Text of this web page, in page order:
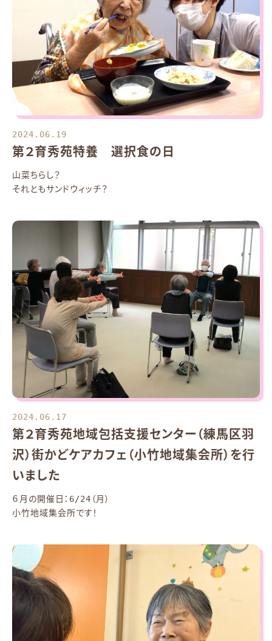
2024.06.19
第２育秀苑特養 選択食の日
山菜ちらし？
それともサンドウィッチ？
2024.06.17
第２育秀苑地域包括支援センター（練馬区羽
沢）街かどケアカフェ（小竹地域集会所）を行
いました
６月の開催日：6/24（月）
小竹地域集会所です！